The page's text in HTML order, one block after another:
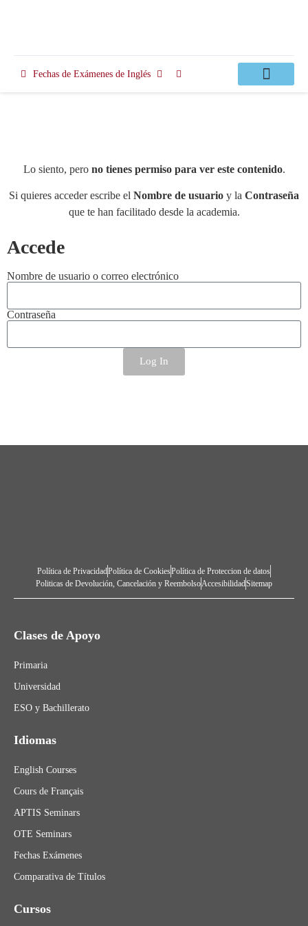
Fechas de Exámenes de Inglés
Lo siento, perono tienes permiso para ver este contenido.
Si quieres acceder escribe el Nombre de usuario y la Contraseña
que te han facilitado desde la academia.
Accede
Nombre de usuario o correo electrónico
Contraseña
Log In
Política de PrivacidadPolítica de CookiesPolítica de Proteccion de datos
Politicas de Devolución, Cancelación y ReembolsoAccesibilidadSitemap
Clases de Apoyo
Primaria
Universidad
ESO y Bachillerato
Idiomas
English Courses
Cours de Français
APTIS Seminars
OTE Seminars
Fechas Exámenes
Comparativa de Títulos
Cursos